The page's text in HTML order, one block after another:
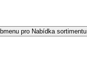
pro Nabídka sortimentu